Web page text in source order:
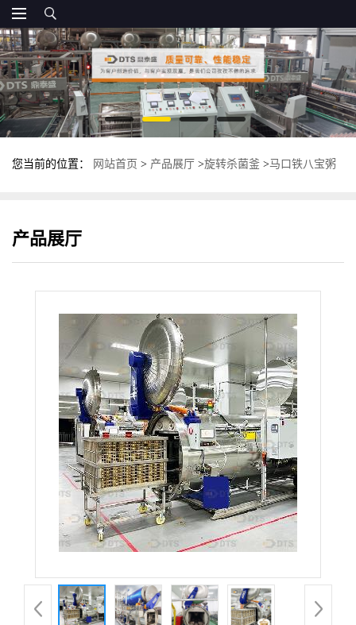
您当前的位置： 网站首页 > 产品展厅 >旋转杀菌釜 >马口铁八宝粥
产品展厅